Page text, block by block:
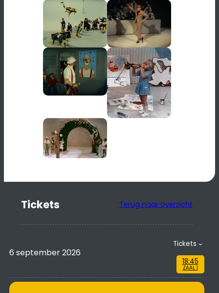
Tickets Terug naar overzicht
6 september 2026
Tickets
18:45
ZAAL 1